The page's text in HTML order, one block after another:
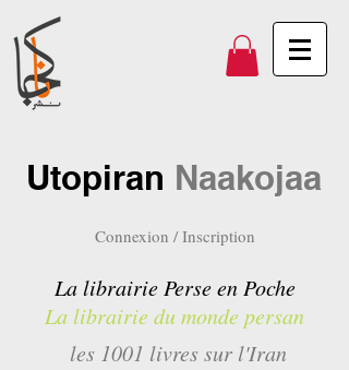
Utopiran Naakojaa
Connexion / Inscription
La librairie Perse en Poche
La librairie du monde persan
les 1001 livres sur l'Iran